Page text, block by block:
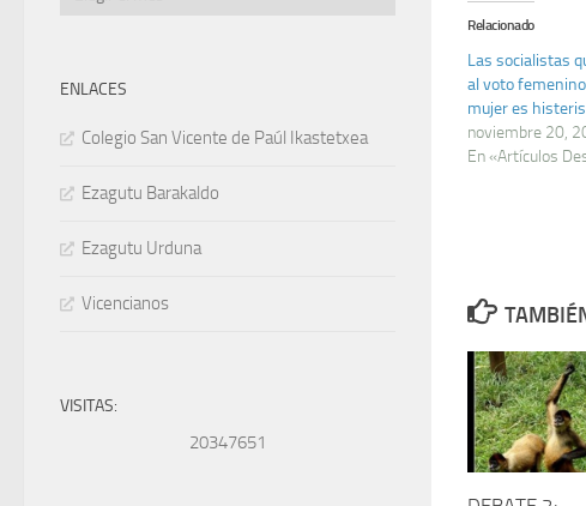
Relacionado
Las socialistas
al voto
mujer es
noviembre 20,
En «Artículos
ENLACES
Colegio San Vicente de Paúl Ikastetxea
Ezagutu Barakaldo
Ezagutu Urduna
Vicencianos
VISITAS:
20347651